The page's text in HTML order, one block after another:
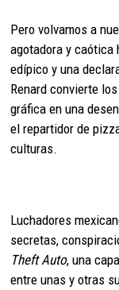
Pero volvamos a
agotadora y
edípico y una
Renard convierte
gráfica en una
el repartidor de
culturas.
Luchadores
secretas,
Theft Auto, una
entre unas y otras